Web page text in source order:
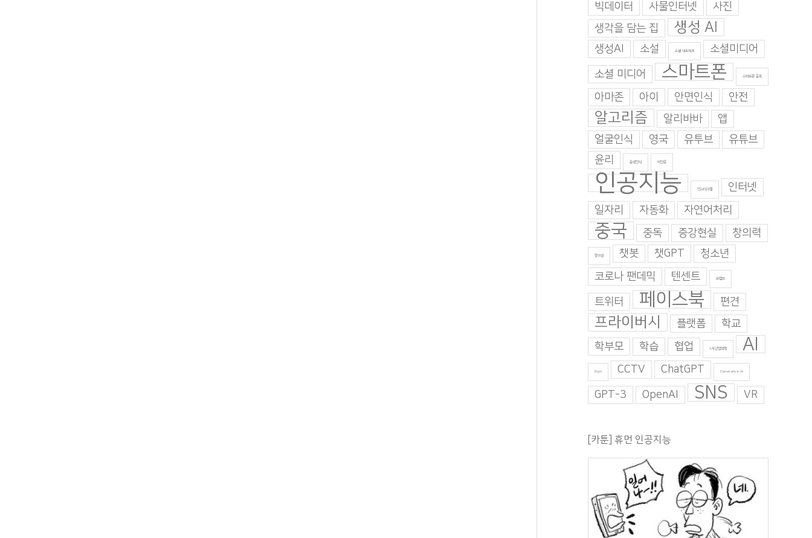
빅데이터 사물인터넷
사진
생각을 담는 집
생성 AI
생성AI 소설 소셜 네트워크 소셜미디어
소셜 미디어 스마트폰 스마트폰 중독
아마존 아이 안면인식 안전
알고리즘 알리바바
앱
얼굴인식
영국 유투브
유튜브
윤리
음성인식 이인준
인공지능 인스타그램
인터넷
일자리
자동화 자연어처리
중국 중독 증강현실 창의력
창의성 챗봇 챗GPT
청소년
코로나 팬데믹
텐센트 트럼프
트위터 페이스북 편견
프라이버시 플랫폼
학교
학부모
학습 협업 4차산업혁명 AI
Burn CCTV ChatGPT Generative AI
GPT-3 OpenAI SNS VR
[카툰] 휴먼 인공지능